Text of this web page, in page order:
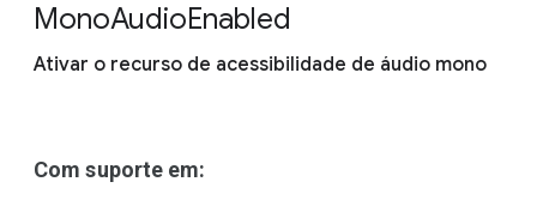
MonoAudioEnabled
Ativar o recurso de acessibilidade de áudio mono
Com suporte em: